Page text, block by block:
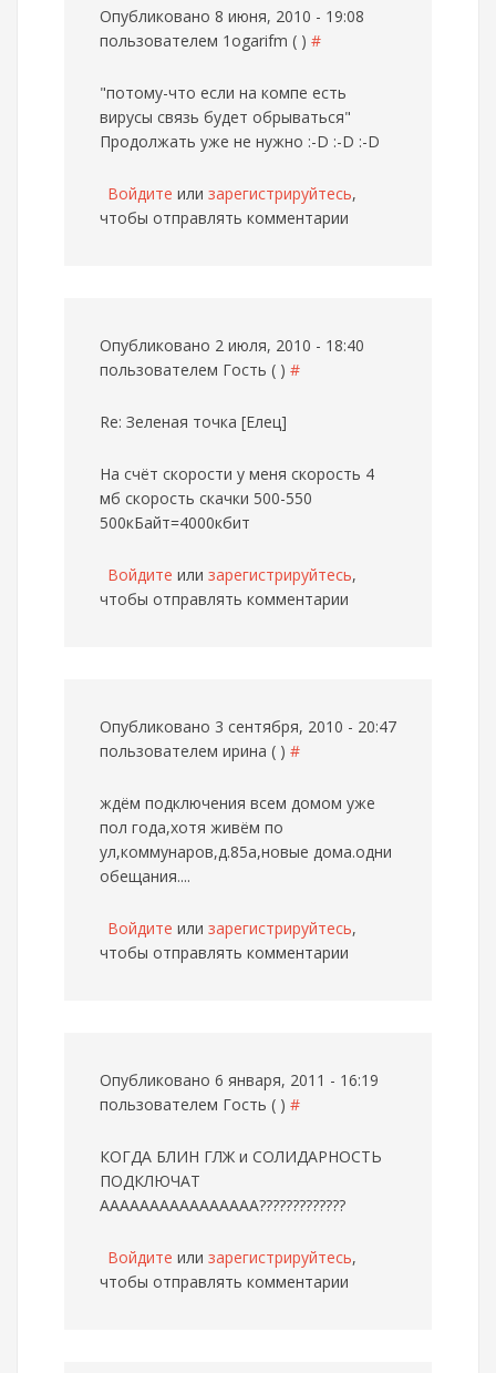
Опубликовано 8 июня, 2010 - 19:08
пользователем 1ogarifm ( ) #
"потому-что если на компе есть
вирусы связь будет обрываться"
Продолжать уже не нужно :-D :-D :-D
Войдите или зарегистрируйтесь,
чтобы отправлять комментарии
Опубликовано 2 июля, 2010 - 18:40
пользователем Гость ( ) #
Re: Зеленая точка [Елец]
На счёт скорости у меня скорость 4
мб скорость скачки 500-550
500кБайт=4000кбит
Войдите или зарегистрируйтесь,
чтобы отправлять комментарии
Опубликовано 3 сентября, 2010 - 20:47
пользователем ирина ( ) #
ждём подключения всем домом уже
пол года,хотя живём по
ул,коммунаров,д.85а,новые дома.одни
обещания....
Войдите или зарегистрируйтесь,
чтобы отправлять комментарии
Опубликовано 6 января, 2011 - 16:19
пользователем Гость ( ) #
КОГДА БЛИН ГЛЖ и СОЛИДАРНОСТЬ
ПОДКЛЮЧАТ
АААААААААААААААА?????????????
Войдите или зарегистрируйтесь,
чтобы отправлять комментарии